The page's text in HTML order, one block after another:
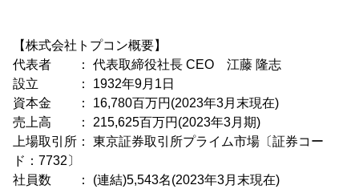
【株式会社トプコン概要】
代表者 ： 代表取締役社長 CEO 江藤 隆志
設立 ： 1932年9月1日
資本金 ： 16,780百万円(2023年3月末現在)
売上高 ： 215,625百万円(2023年3月期)
上場取引所： 東京証券取引所プライム市場〔証券コー
ド：7732〕
社員数 ： (連結)5,543名(2023年3月末現在)